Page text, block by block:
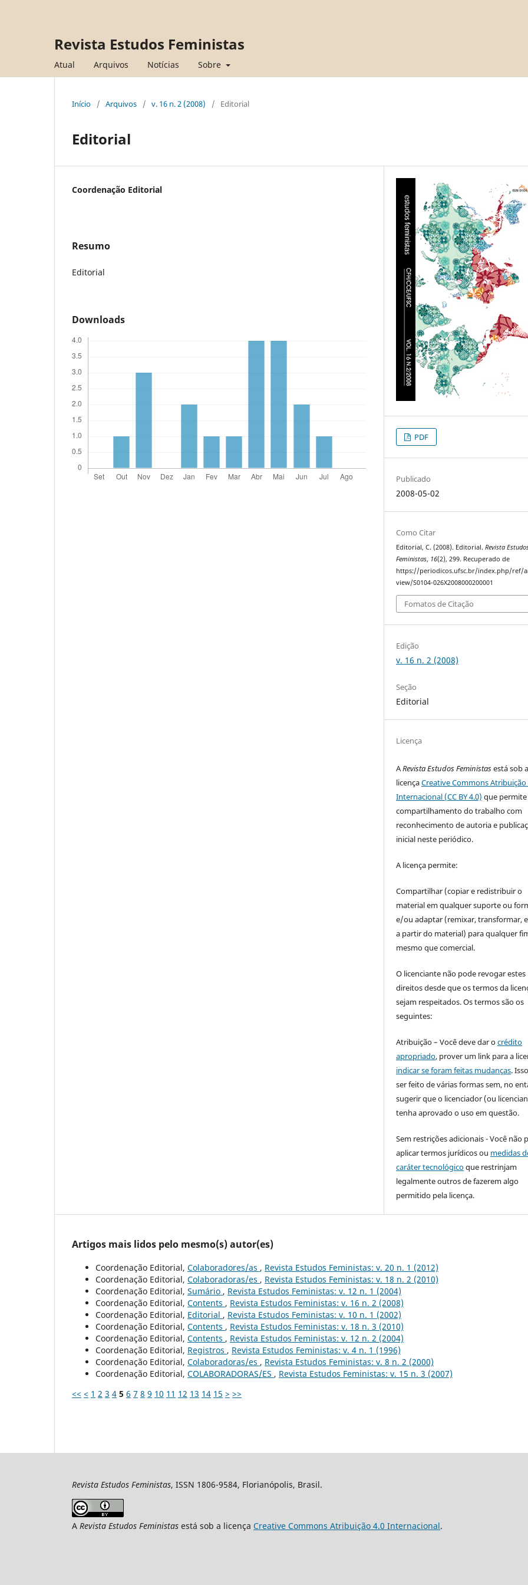
Revista Estudos Feministas
Atual Arquivos Notícias Sobre
Início / Arquivos / v. 16 n. 2 (2008) / Editorial
Editorial
Coordenação Editorial
Resumo
Editorial
Downloads
PDF
Publicado
2008-05-02
Como Citar
Editorial, C. (2008). Editorial.Revista
Feministas, 16(2), 299. Recuperado de
https://periodicos.ufsc.br/index.php/ref/
view/S0104-026X2008000200001
Fomatos de Citação
Edição
v. 16 n. 2 (2008)
Seção
Editorial
Licença
ARevista Estudos Feministasestá sob a
licençaCreative Commons Atribuição
Internacional (CC BY 4.0) que
compartilhamento do trabalho com
reconhecimento de autoria e
inicial neste periódico.
A licença permite:
Compartilhar (copiar e redistribuir o
material em qualquer suporte ou
e/ou adaptar (remixar, transformar,
a partir do material) para qualquer
mesmo que comercial.
O licenciante não pode revogar estes
direitos desde que os termos da
sejam respeitados. Os termos são os
seguintes:
Atribuição – Você deve dar ocrédito
apropriado, prover um link para a
indicar se foram feitas mudanças.
ser feito de várias formas sem, no
sugerir que o licenciador (ou
tenha aprovado o uso em questão.
Sem restrições adicionais - Você não
aplicar termos jurídicos ou medidas
caráter tecnológicoque restrinjam
legalmente outros de fazerem algo
permitido pela licença.
Artigos mais lidos pelo mesmo(s) autor(es)
Coordenação Editorial, Colaboradores/as , Revista Estudos Feministas: v. 20 n. 1 (2012)
Coordenação Editorial, Colaboradoras/es , Revista Estudos Feministas: v. 18 n. 2 (2010)
Coordenação Editorial, Sumário , Revista Estudos Feministas: v. 12 n. 1 (2004)
Coordenação Editorial, Contents , Revista Estudos Feministas: v. 16 n. 2 (2008)
Coordenação Editorial, Editorial , Revista Estudos Feministas: v. 10 n. 1 (2002)
Coordenação Editorial, Contents , Revista Estudos Feministas: v. 18 n. 3 (2010)
Coordenação Editorial, Contents , Revista Estudos Feministas: v. 12 n. 2 (2004)
Coordenação Editorial, Registros , Revista Estudos Feministas: v. 4 n. 1 (1996)
Coordenação Editorial, Colaboradoras/es , Revista Estudos Feministas: v. 8 n. 2 (2000)
Coordenação Editorial, COLABORADORAS/ES , Revista Estudos Feministas: v. 15 n. 3 (2007)
<< < 1 2 3 4 5 6 7 8 9 10 11 12 13 14 15 > >>
Revista Estudos Feministas, ISSN 1806-9584, Florianópolis, Brasil.
A Revista Estudos Feministas está sob a licença Creative Commons Atribuição 4.0 Internacional.